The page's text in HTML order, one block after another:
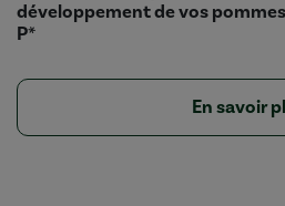
développement de vos
P*
En savoir